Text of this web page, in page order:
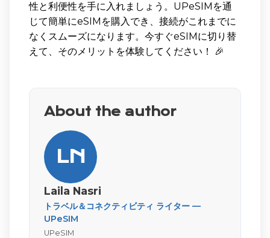
性と利便性を手に入れましょう。UPeSIMを通
じて簡単にeSIMを購入でき、接続がこれまでに
なくスムーズになります。今すぐeSIMに切り替
えて、そのメリットを体験してください！ 🎉
About the author
LN
Laila Nasri
トラベル＆コネクティビティ ライター —
UPeSIM
UPeSIM